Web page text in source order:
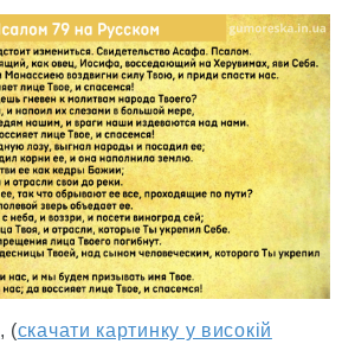
, (скачати картинку у високій